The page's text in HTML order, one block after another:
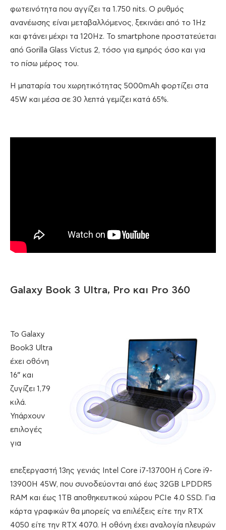
φωτεινότητα που αγγίζει τα 1.750 nits. Ο ρυθμός
ανανέωσης είναι μεταβαλλόμενος, ξεκινάει από το 1Hz
και φτάνει μέχρι τα 120Hz. Το smartphone προστατεύεται
από Gorilla Glass Victus 2, τόσο για εμπρός όσο και για
το πίσω μέρος του.
Η μπαταρία του χωρητικότητας 5000mAh φορτίζει στα
45W και μέσα σε 30 λεπτά γεμίζει κατά 65%.
Galaxy Book 3 Ultra, Pro και Pro 360
To Galaxy
Book3 Ultra
έχει οθόνη
16” και
ζυγίζει 1,79
κιλά.
Υπάρχουν
επιλογές
για
επεξεργαστή 13ης γενιάς Intel Core i7-13700H ή Core i9-
13900H 45W, που συνοδεύονται από έως 32GB LPDDR5
RAM και έως 1TB αποθηκευτικού χώρου PCIe 4.0 SSD. Για
κάρτα γραφικών θα μπορείς να επιλέξεις είτε την RTX
4050 είτε την RTX 4070. Η οθόνη έχει αναλογία πλευρών